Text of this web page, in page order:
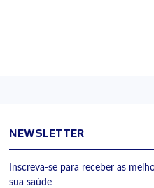
NEWSLETTER
Inscreva-se para receber as
sua saúde